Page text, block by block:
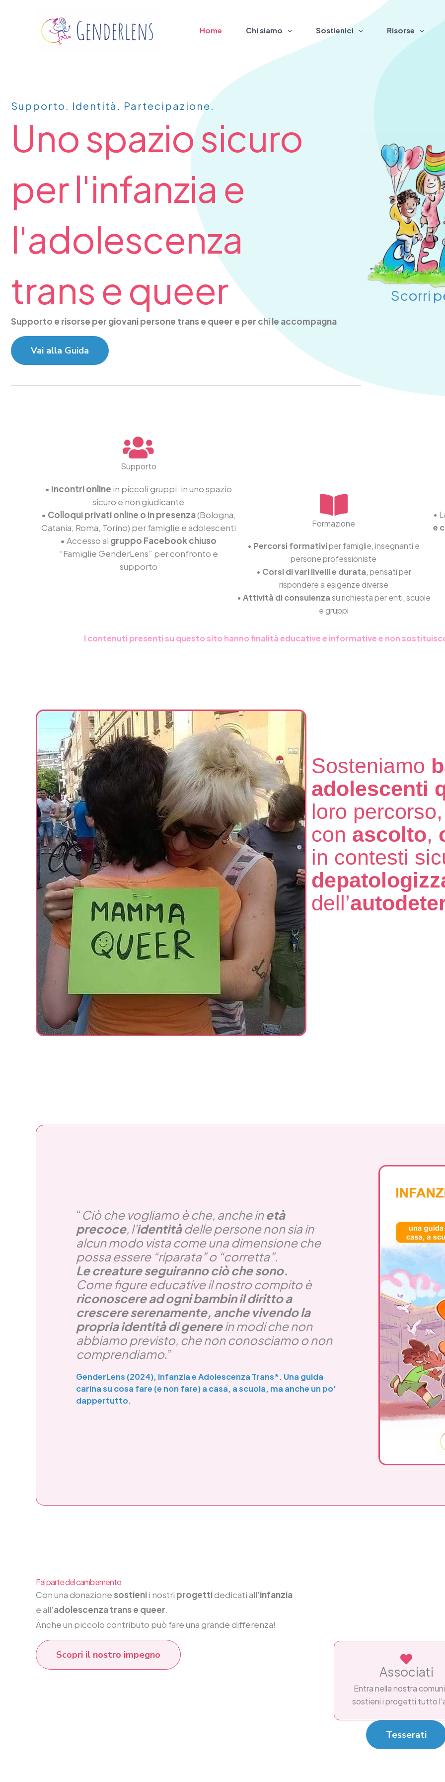
Home Chi siamo Sostienici Risorse
Supporto. Identità. Partecipazione.
Uno spazio sicuro
per l'infanzia e
l'adolescenza
trans e queer
Supporto e risorse per giovani persone trans e queer e per chi le accompagna
Vai alla Guida
Scorri
Supporto
• Incontri online in piccoli gruppi, in uno spazio
sicuro e non giudicante
• Colloqui privati online o in presenza(Bologna,
Catania, Roma, Torino) per famiglie e adolescenti
• Accesso al gruppo Facebook chiuso
“Famiglie GenderLens” per confronto e
supporto
Formazione
• Percorsi formativiper famiglie, insegnanti e
persone professioniste
• Corsi di vari livelli e durata, pensati per
rispondere a esigenze diverse
• Attività di consulenzasu richiesta per enti, scuole
e gruppi
•
e
I contenuti presenti su questo sito hanno finalità educative e informative e non
Sosteniamo
adolescenti
loro percorso,
con ascolto,
in contesti
dell’
“Ciò che vogliamo è che, anche inetà
precoce, l’identitàdelle persone non sia in
alcun modo vista come una dimensione che
possa essere “riparata” o “corretta”.
Le creature seguiranno ciò che sono.
Come figure educative il nostro compito è
riconoscere ad ogni bambin il diritto a
crescere serenamente, anche vivendo la
propria identità di generein modi che non
abbiamo previsto, che non conosciamo o non
comprendiamo.”
GenderLens (2024), Infanzia e Adolescenza Trans*. Una guida
carina su cosa fare (e non fare) a casa, a scuola, ma anche un po'
dappertutto.
Fai parte del cambiamento
Con una donazionesostienii nostri progettidedicati all'infanzia
e all'adolescenza trans e queer.
Anche un piccolo contributo può fare una grande differenza!
Scopri il nostro impegno
Associati
Entra nella nostra
sostieni i progetti tutto
Tesserati